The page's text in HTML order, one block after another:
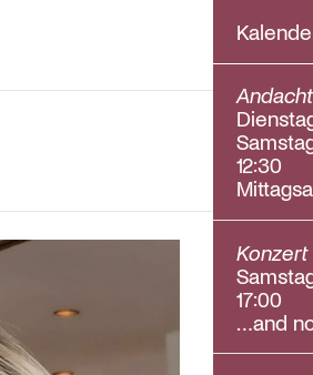
Andacht
12:30
Konzert
17:00
…and